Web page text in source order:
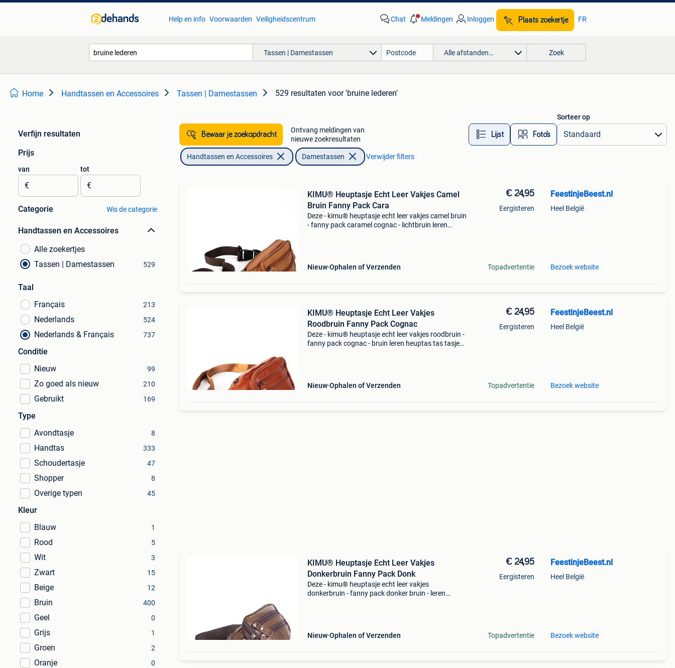
Help en info Voorwaarden Veiligheidscentrum Chat Meldingen Inloggen Plaats zoekertje FR
Tassen | Damestassen Alle afstanden… Zoek
Home Handtassen en Accessoires Tassen | Damestassen 529 resultaten voor 'bruine lederen'
Verfijn resultaten
Prijs
van
€
tot
€
Categorie Wis de categorie
Handtassen en Accessoires
Alle zoekertjes
Tassen | Damestassen
529
Taal
Français
213
Nederlands 524
Nederlands & Français 737
Conditie
Nieuw
99
Zo goed als nieuw 210
Gebruikt 169
Type
Avondtasje
8
Handtas 333
Schoudertasje 47
Shopper 8
Overige typen 45
Kleur
Blauw
1
Rood 5
Wit 3
Zwart 15
Beige 12
Bruin 400
Geel 0
Grijs 1
Groen 2
Oranje 0
Bewaar je zoekopdracht
Ontvang meldingen van
nieuwe zoekresultaten
Lijst Foto’s
Sorteer op
Handtassen en Accessoires Damestassen Verwijder filters
KIMU® Heuptasje Echt Leer Vakjes Camel
Bruin Fanny Pack Cara
Deze - kimu® heuptasje echt leer vakjes camel bruin
- fanny pack caramel cognac - lichtbruin leren
Nieuw Ophalen of Verzenden
€ 24,95
Eergisteren
Topadvertentie
FeestinjeBeest.nl
Heel België
Bezoek website
KIMU® Heuptasje Echt Leer Vakjes
Roodbruin Fanny Pack Cognac
Deze - kimu® heuptasje echt leer vakjes roodbruin -
fanny pack cognac - bruin leren heuptas tas tasje
Nieuw Ophalen of Verzenden
€ 24,95
Eergisteren
Topadvertentie
FeestinjeBeest.nl
Heel België
Bezoek website
KIMU® Heuptasje Echt Leer Vakjes
Donkerbruin Fanny Pack Donk
Deze - kimu® heuptasje echt leer vakjes
donkerbruin - fanny pack donker bruin - leren
Nieuw Ophalen of Verzenden
€ 24,95
Eergisteren
Topadvertentie
FeestinjeBeest.nl
Heel België
Bezoek website